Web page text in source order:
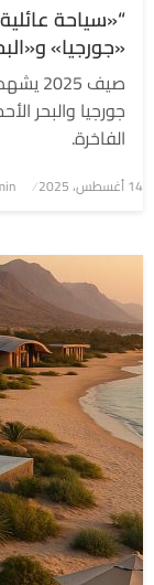
«جورجيا»
صيف
جورجيا والبحر
الفاخرة.
نُشر
14 أغسطس، 2025